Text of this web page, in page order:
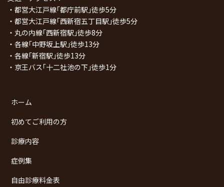
・都営大江戸線｢都庁前駅｣徒歩5分
・都営大江戸線｢西新宿五丁目駅｣徒歩5分
・丸の内線｢西新宿駅｣徒歩8分
・各線｢中野坂上駅｣徒歩13分
・各線｢新宿駅｣徒歩13分
・京王バス｢十二社池の下｣徒歩1分
ホーム
初めてご利用の方
診療内容
症例集
自由診療料金表